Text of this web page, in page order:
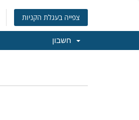
צפייה בעגלת הקניות